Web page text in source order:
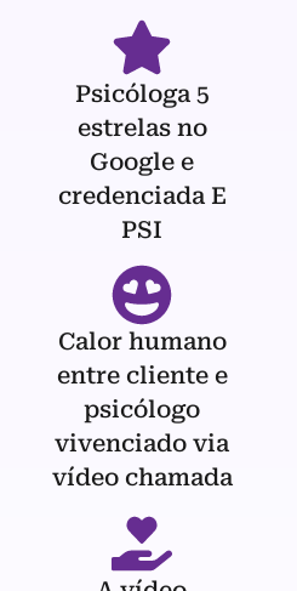
Psicóloga 5
estrelas no
Google e
credenciada E
PSI
Calor humano
entre cliente e
psicólogo
vivenciado via
vídeo chamada